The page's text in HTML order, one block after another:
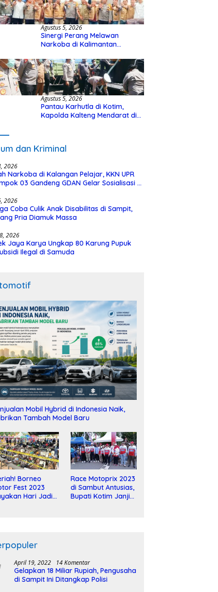
Agustus 5, 2026
Sinergi Perang Melawan
Narkoba di Kalimantan
Kalteng Siapkan Deklarasi
Akbar
Agustus 5, 2026
Pantau Karhutla di Kotim,
Kapolda Kalteng Mendarat di
dan Kriminal
2026
Narkoba di Kalangan Pelajar, KKN UPR
03 Gandeng GDAN Gelar Sosialisasi di
2026
Coba Culik Anak Disabilitas di Sampit,
Pria Diamuk Massa
2026
Jaya Karya Ungkap 80 Karung Pupuk
Ilegal di Samuda
Mobil Hybrid di Indonesia Naik,
Tambah Model Baru
Borneo
Fest 2023
Hari Jadi
Race Motoprix 2023
di Sambut Antusias,
Bupati Kotim Janji
April 19, 2022 14 Komentar
Gelapkan 18 Miliar Rupiah, Pengusaha
di Sampit Ini Ditangkap Polisi